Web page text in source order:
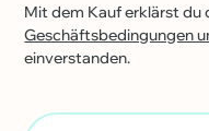
Mit dem Kauf erklärst
Geschäftsbedingungen
einverstanden.